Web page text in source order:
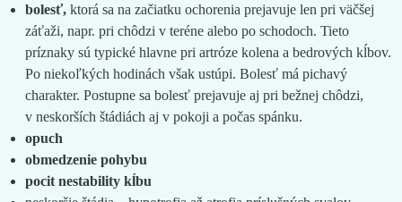
bolesť, ktorá sa na začiatku ochorenia prejavuje len pri väčšej
záťaži, napr. pri chôdzi v teréne alebo po schodoch. Tieto
príznaky sú typické hlavne pri artróze kolena a bedrových kĺbov.
Po niekoľkých hodinách však ustúpi. Bolesť má pichavý
charakter. Postupne sa bolesť prejavuje aj pri bežnej chôdzi,
v neskorších štádiách aj v pokoji a počas spánku.
opuch
obmedzenie pohybu
pocit nestability kĺbu